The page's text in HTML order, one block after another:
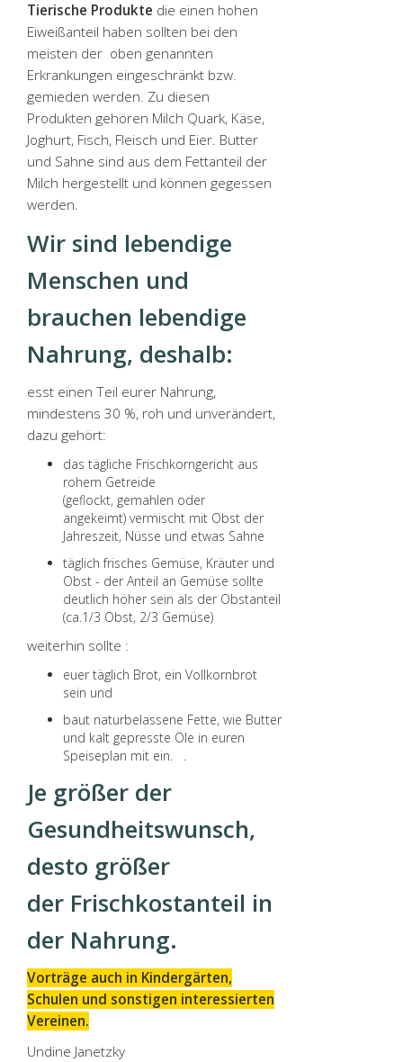
Tierische Produkte die einen hohen
Eiweißanteil haben sollten bei den
meisten der oben genannten
Erkrankungen eingeschränkt bzw.
gemieden werden. Zu diesen
Produkten gehören Milch Quark, Käse,
Joghurt, Fisch, Fleisch und Eier. Butter
und Sahne sind aus dem Fettanteil der
Milch hergestellt und können gegessen
werden.
Wir sind lebendige
Menschen und
brauchen lebendige
Nahrung, deshalb:
esst einen Teil eurer Nahrung,
mindestens 30 %, roh und unverändert,
dazu gehört:
das tägliche Frischkorngericht aus
rohem Getreide
(geflockt, gemahlen oder
angekeimt) vermischt mit Obst der
Jahreszeit, Nüsse und etwas Sahne
täglich frisches Gemüse, Kräuter und
Obst - der Anteil an Gemüse sollte
deutlich höher sein als der Obstanteil
(ca.1/3 Obst, 2/3 Gemüse)
weiterhin sollte :
euer täglich Brot, ein Vollkornbrot
sein und
baut naturbelassene Fette, wie Butter
und kalt gepresste Öle in euren
Speiseplan mit ein. .
Je größer der
Gesundheitswunsch,
desto größer
der Frischkostanteil in
der Nahrung.
Vorträge auch in Kindergärten,
Schulen und sonstigen interessierten
Vereinen.
Undine Janetzky